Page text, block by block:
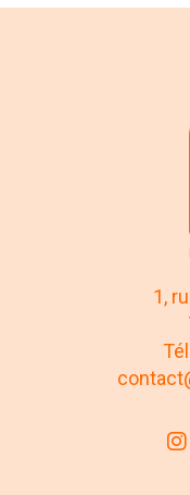
1,